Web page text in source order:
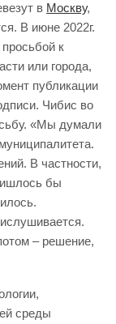
в Москву,
В июне 2022г.
к
или города,
публикации
Чибис во
«Мы думали
В частности,
бы
– решение,
среды